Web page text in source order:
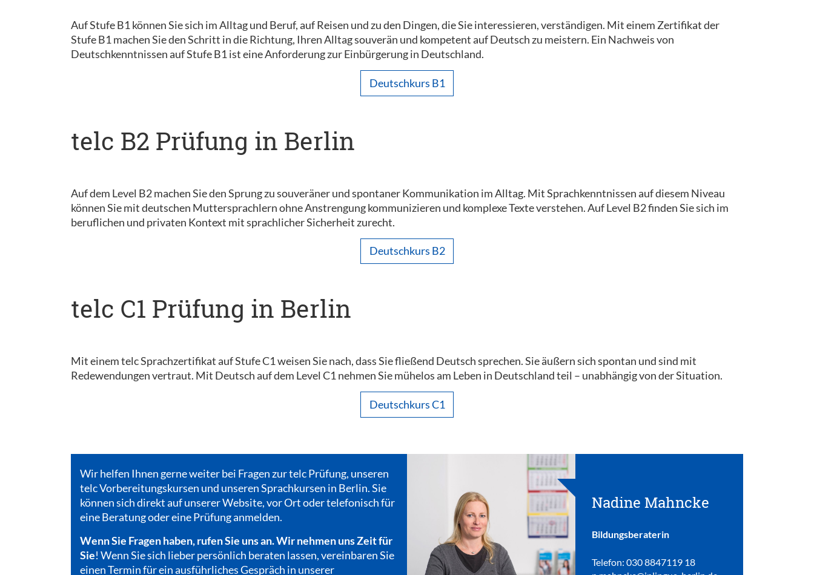
Auf Stufe B1 können Sie sich im Alltag und Beruf, auf Reisen und zu den Dingen, die Sie interessieren, verständigen. Mit einem Zertifikat der
Stufe B1 machen Sie den Schritt in die Richtung, Ihren Alltag souverän und kompetent auf Deutsch zu meistern. Ein Nachweis von
Deutschkenntnissen auf Stufe B1 ist eine Anforderung zur Einbürgerung in Deutschland.
Deutschkurs B1
telc B2 Prüfung in Berlin
Auf dem Level B2 machen Sie den Sprung zu souveräner und spontaner Kommunikation im Alltag. Mit Sprachkenntnissen auf diesem Niveau
können Sie mit deutschen Muttersprachlern ohne Anstrengung kommunizieren und komplexe Texte verstehen. Auf Level B2 finden Sie sich im
beruflichen und privaten Kontext mit sprachlicher Sicherheit zurecht.
Deutschkurs B2
telc C1 Prüfung in Berlin
Mit einem telc Sprachzertifikat auf Stufe C1 weisen Sie nach, dass Sie fließend Deutsch sprechen. Sie äußern sich spontan und sind mit
Redewendungen vertraut. Mit Deutsch auf dem Level C1 nehmen Sie mühelos am Leben in Deutschland teil – unabhängig von der Situation.
Deutschkurs C1
Wir helfen Ihnen gerne weiter bei Fragen zur telc Prüfung, unseren
telc Vorbereitungskursen und unseren Sprachkursen in Berlin. Sie
können sich direkt auf unserer Website, vor Ort oder telefonisch für
eine Beratung oder eine Prüfung anmelden.
Wenn Sie Fragen haben, rufen Sie uns an. Wir nehmen uns Zeit für
Sie! Wenn Sie sich lieber persönlich beraten lassen, vereinbaren Sie
einen Termin für ein ausführliches Gespräch in unserer
Nadine Mahncke
Bildungsberaterin
Telefon: 030 8847119 18